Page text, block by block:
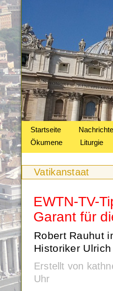
Startseite
Ökumene
Liturgie
Vatikanstaat
EWTN-TV-
Garant für
Robert Rauhut
Historiker
Erstellt von
Uhr